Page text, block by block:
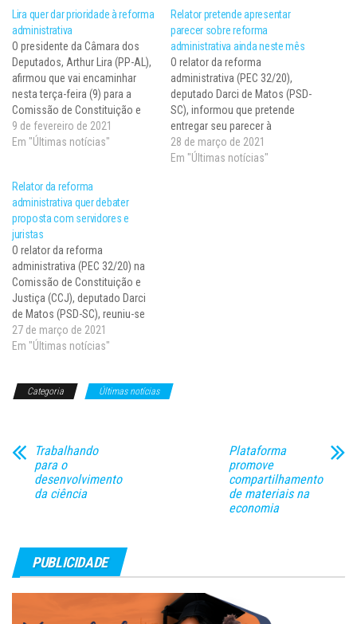
Lira quer dar prioridade à reforma
administrativa
O presidente da Câmara dos
Deputados, Arthur Lira (PP-AL),
afirmou que vai encaminhar
nesta terça-feira (9) para a
Comissão de Constituição e
Justiça e de Cidadania o texto
da reforma administrativa. A
setembro de 2020 pelo
governo federal (PEC 32/20)
restringe a estabilidade…
9 de fevereiro de 2021
Em "Últimas notícias"
Relator pretende apresentar
parecer sobre reforma
administrativa ainda neste mês
O relator da reforma
administrativa (PEC 32/20),
deputado Darci de Matos (PSD-
SC), informou que pretende
entregar seu parecer à
Comissão de Constituição e
Justiça e de Cidadania (CCJ)
28 de março de 2021
Em "Últimas notícias"
Relator da reforma
administrativa quer debater
proposta com servidores e
juristas
O relator da reforma
administrativa (PEC 32/20) na
Comissão de Constituição e
Justiça (CCJ), deputado Darci
de Matos (PSD-SC), reuniu-se
nesta semana com o ministro
da Economia, Paulo Guedes, e
proposta. Matos quer
27 de março de 2021
Em "Últimas notícias"
Categoria Últimas notícias
Trabalhando
para o
desenvolvimento
da ciência
Plataforma
promove
compartilhamento
de materiais na
economia
PUBLICIDADE